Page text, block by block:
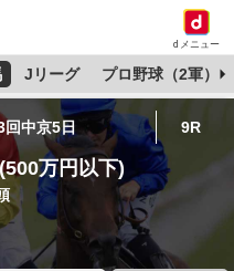
dメニュー
Jリーグ プロ野球（2軍）
中京5日 9R
万円以下)